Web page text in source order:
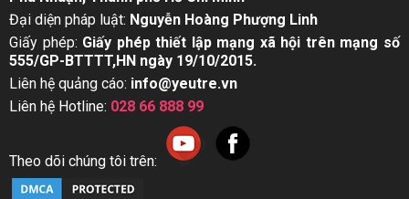
Đại diện pháp luật: Nguyễn Hoàng Phượng Linh
Giấy phép: Giấy phép thiết lập mạng xã hội trên mạng số
555/GP-BTTTT,HN ngày 19/10/2015.
Liên hệ quảng cáo: info@yeutre.vn
Liên hệ Hotline: 028 66 888 99
Theo dõi chúng tôi trên: